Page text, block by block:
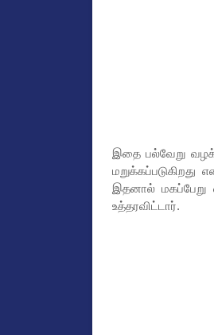
இதை பல்வேறு
இதனால் மகப்பேறு
உத்தரவிட்டார்.